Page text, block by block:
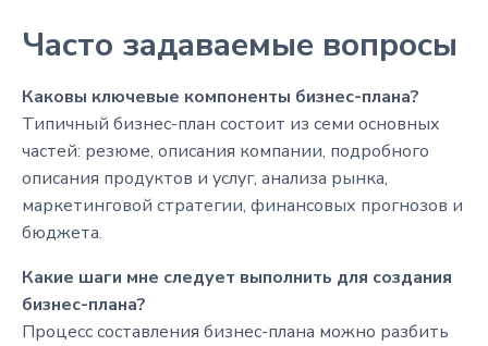
Часто задаваемые вопросы
Каковы ключевые компоненты бизнес-плана?
Типичный бизнес-план состоит из семи основных
частей: резюме, описания компании, подробного
описания продуктов и услуг, анализа рынка,
маркетинговой стратегии, финансовых прогнозов и
бюджета.
Какие шаги мне следует выполнить для создания
бизнес-плана?
Процесс составления бизнес-плана можно разбить